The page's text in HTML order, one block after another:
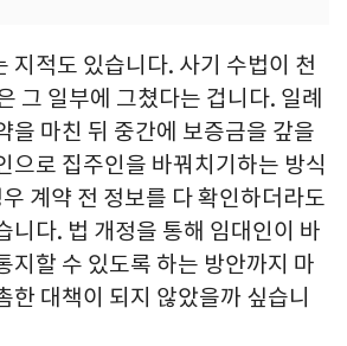
지적도 있습니다. 사기 수법이 천
그 일부에 그쳤다는 겁니다. 일례
을 마친 뒤 중간에 보증금을 갚을
으로 집주인을 바꿔치기하는 방식
계약 전 정보를 다 확인하더라도
니다. 법 개정을 통해 임대인이 바
지할 수 있도록 하는 방안까지 마
한 대책이 되지 않았을까 싶습니